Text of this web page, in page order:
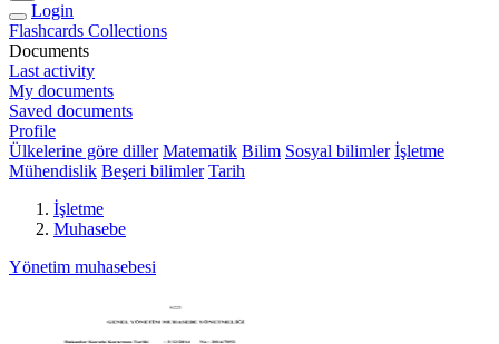
Login
Flashcards Collections
Documents
Last activity
My documents
Saved documents
Profile
Ülkelerine göre diller Matematik Bilim Sosyal bilimler İşletme
Mühendislik Beşeri bilimler Tarih
İşletme
Muhasebe
Yönetim muhasebesi